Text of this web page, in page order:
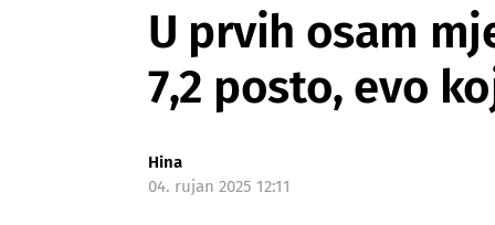
U prvih osam
7,2 posto, evo
Hina
04. rujan 2025 12:11